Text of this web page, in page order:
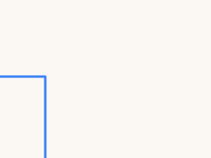
Konumumu Bul